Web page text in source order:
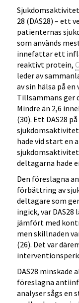
28 (DAS28) – ett
patienternas
som används
innefattar ett
reaktivt protein,
leder av
av sin hälsa på en
Tillsammans ger
Mindre än 2,6
(30). Ett DAS28
sjukdomsaktivitet
hade vid start en
deltagarna hade
Den föreslagna
förbättring av
deltagare som
ingick, var
jämfört med
men skillnaden
(26). Det var
DAS28 minskade
föreslagna
analyser sågs